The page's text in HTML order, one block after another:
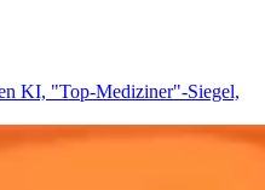
KI, "Top-Mediziner"-Siegel,